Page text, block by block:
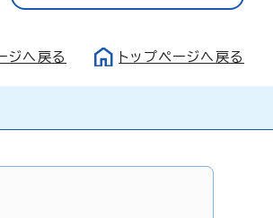
ジへ戻る トップページへ戻る